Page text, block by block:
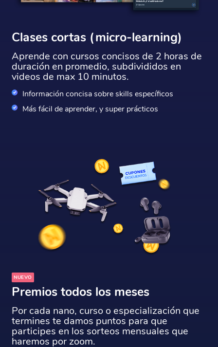
Clases cortas (micro-learning)
Aprende con cursos concisos de 2 horas de
duración en promedio, subdivididos en
videos de max 10 minutos.
Información concisa sobre skills específicos
Más fácil de aprender, y super prácticos
NUEVO
Premios todos los meses
Por cada nano, curso o especialización que
termines te damos puntos para que
participes en los sorteos mensuales que
haremos por zoom.